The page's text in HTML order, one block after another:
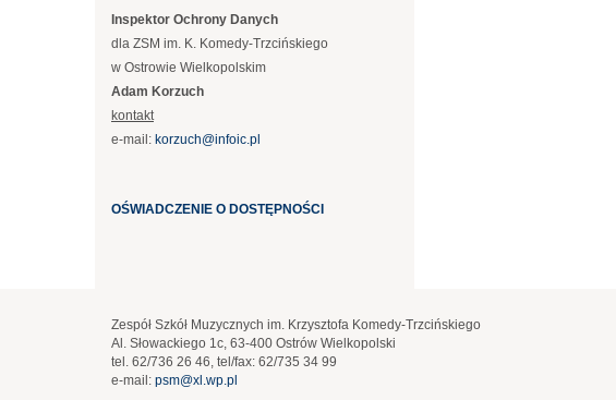
Inspektor Ochrony Danych
dla ZSM im. K. Komedy-Trzcińskiego
w Ostrowie Wielkopolskim
Adam Korzuch
kontakt
e-mail: korzuch@infoic.pl
OŚWIADCZENIE O DOSTĘPNOŚCI
Zespół Szkół Muzycznych im. Krzysztofa Komedy-Trzcińskiego
Al. Słowackiego 1c, 63-400 Ostrów Wielkopolski
tel. 62/736 26 46, tel/fax: 62/735 34 99
e-mail: psm@xl.wp.pl